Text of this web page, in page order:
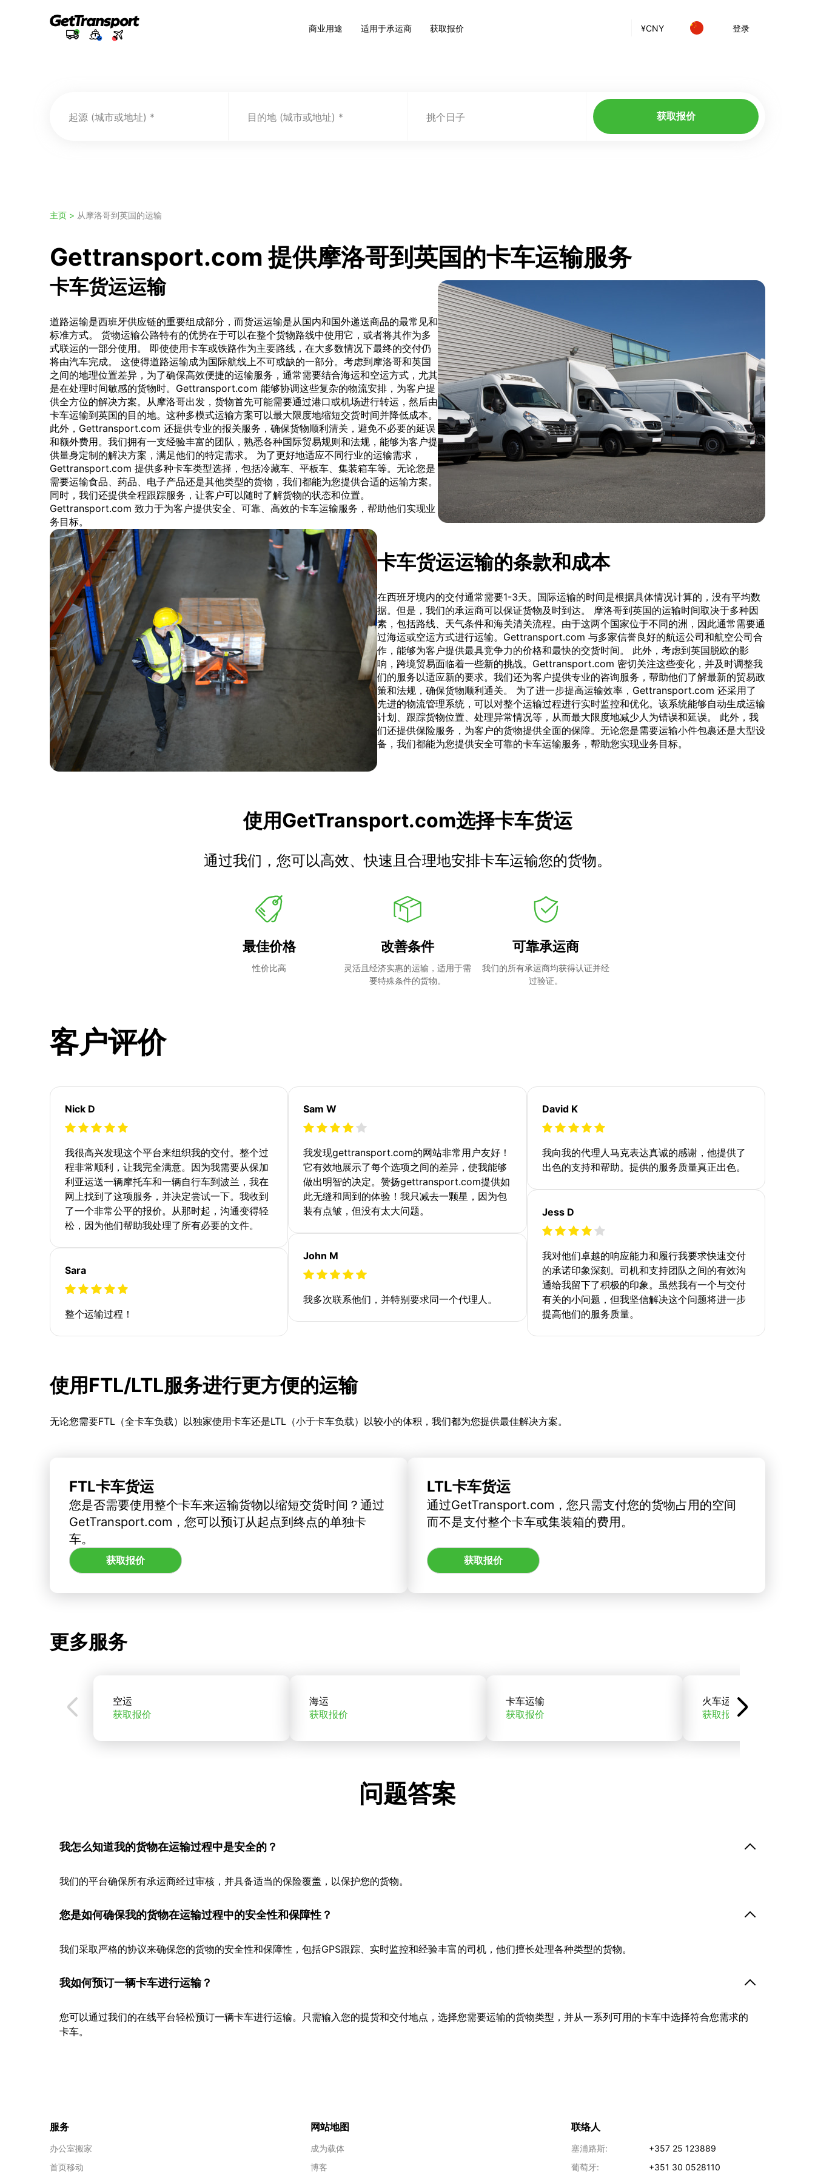
¥CNY 登录
商业用途 适用于承运商 获取报价
起源 (城市或地址) 目的地 (城市或地址) 挑个日子 获取报价
主页 > 从摩洛哥到英国的运输
Gettransport.com 提供摩洛哥到英国的卡车运输服务
卡车货运运输
道路运输是西班牙供应链的重要组成部分，而货运运输是从国内和国外递送商品的最常见和
标准方式。 货物运输公路特有的优势在于可以在整个货物路线中使用它，或者将其作为多
式联运的一部分使用。 即使使用卡车或铁路作为主要路线，在大多数情况下最终的交付仍
将由汽车完成。 这使得道路运输成为国际航线上不可或缺的一部分。考虑到摩洛哥和英国
之间的地理位置差异，为了确保高效便捷的运输服务，通常需要结合海运和空运方式，尤其
是在处理时间敏感的货物时。Gettransport.com 能够协调这些复杂的物流安排，为客户提
供全方位的解决方案。从摩洛哥出发，货物首先可能需要通过港口或机场进行转运，然后由
卡车运输到英国的目的地。这种多模式运输方案可以最大限度地缩短交货时间并降低成本。
此外，Gettransport.com 还提供专业的报关服务，确保货物顺利清关，避免不必要的延误
和额外费用。我们拥有一支经验丰富的团队，熟悉各种国际贸易规则和法规，能够为客户提
供量身定制的解决方案，满足他们的特定需求。 为了更好地适应不同行业的运输需求，
Gettransport.com 提供多种卡车类型选择，包括冷藏车、平板车、集装箱车等。无论您是
需要运输食品、药品、电子产品还是其他类型的货物，我们都能为您提供合适的运输方案。
同时，我们还提供全程跟踪服务，让客户可以随时了解货物的状态和位置。
Gettransport.com 致力于为客户提供安全、可靠、高效的卡车运输服务，帮助他们实现业
务目标。
卡车货运运输的条款和成本
在西班牙境内的交付通常需要1-3天。国际运输的时间是根据具体情况计算的，没有平均数
据。但是，我们的承运商可以保证货物及时到达。 摩洛哥到英国的运输时间取决于多种因
素，包括路线、天气条件和海关清关流程。由于这两个国家位于不同的洲，因此通常需要通
过海运或空运方式进行运输。Gettransport.com 与多家信誉良好的航运公司和航空公司合
作，能够为客户提供最具竞争力的价格和最快的交货时间。 此外，考虑到英国脱欧的影
响，跨境贸易面临着一些新的挑战。Gettransport.com 密切关注这些变化，并及时调整我
们的服务以适应新的要求。我们还为客户提供专业的咨询服务，帮助他们了解最新的贸易政
策和法规，确保货物顺利通关。 为了进一步提高运输效率，Gettransport.com 还采用了
先进的物流管理系统，可以对整个运输过程进行实时监控和优化。该系统能够自动生成运输
计划、跟踪货物位置、处理异常情况等，从而最大限度地减少人为错误和延误。 此外，我
们还提供保险服务，为客户的货物提供全面的保障。无论您是需要运输小件包裹还是大型设
备，我们都能为您提供安全可靠的卡车运输服务，帮助您实现业务目标。
使用GetTransport.com选择卡车货运
通过我们，您可以高效、快速且合理地安排卡车运输您的货物。
最佳价格
性价比高
改善条件
灵活且经济实惠的运输，适用于需
要特殊条件的货物。
可靠承运商
我们的所有承运商均获得认证并经
过验证。
客户评价
Nick D
我很高兴发现这个平台来组织我的交付。整个过
程非常顺利，让我完全满意。因为我需要从保加
利亚运送一辆摩托车和一辆自行车到波兰，我在
网上找到了这项服务，并决定尝试一下。我收到
了一个非常公平的报价。从那时起，沟通变得轻
松，因为他们帮助我处理了所有必要的文件。
Sara
整个运输过程！
Sam W
我发现gettransport.com的网站非常用户友好！
它有效地展示了每个选项之间的差异，使我能够
做出明智的决定。赞扬gettransport.com提供如
此无缝和周到的体验！我只减去一颗星，因为包
装有点皱，但没有太大问题。
John M
我多次联系他们，并特别要求同一个代理人。
David K
我向我的代理人马克表达真诚的感谢，他提供了
出色的支持和帮助。提供的服务质量真正出色。
Jess D
我对他们卓越的响应能力和履行我要求快速交付
的承诺印象深刻。司机和支持团队之间的有效沟
通给我留下了积极的印象。虽然我有一个与交付
有关的小问题，但我坚信解决这个问题将进一步
提高他们的服务质量。
使用FTL/LTL服务进行更方便的运输
无论您需要FTL（全卡车负载）以独家使用卡车还是LTL（小于卡车负载）以较小的体积，我们都为您提供最佳解决方案。
FTL卡车货运
您是否需要使用整个卡车来运输货物以缩短交货时间？通过
GetTransport.com，您可以预订从起点到终点的单独卡
车。
获取报价
LTL卡车货运
通过GetTransport.com，您只需支付您的货物占用的空间
而不是支付整个卡车或集装箱的费用。
获取报价
更多服务
空运
获取报价
海运
获取报价
卡车运输
获取报价
火车运输
获取报价
问题答案
我怎么知道我的货物在运输过程中是安全的？
我们的平台确保所有承运商经过审核，并具备适当的保险覆盖，以保护您的货物。
您是如何确保我的货物在运输过程中的安全性和保障性？
我们采取严格的协议来确保您的货物的安全性和保障性，包括GPS跟踪、实时监控和经验丰富的司机，他们擅长处理各种类型的货物。
我如何预订一辆卡车进行运输？
您可以通过我们的在线平台轻松预订一辆卡车进行运输。只需输入您的提货和交付地点，选择您需要运输的货物类型，并从一系列可用的卡车中选择符合您需求的
卡车。
服务
办公室搬家
首页移动
网站地图
成为载体
博客
联络人
塞浦路斯:
+357 25 123889
葡萄牙:
+351 30 0528110